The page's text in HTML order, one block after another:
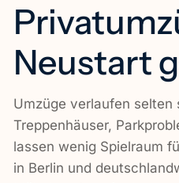
Neustart
Umzüge verlaufen
Treppenhäuser,
lassen wenig Spielraum
in Berlin und
Kontakt
Impressum
Datenschutzerklärung
Firmenumzug Berlin
Haushaltsauflösung
Privatumzüge Berlin
Renovierung Berlin